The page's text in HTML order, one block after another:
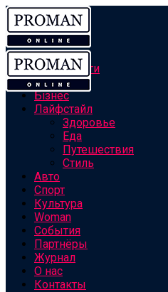
Все новости
Персоны
Бізнес
Лайфстайл
Здоровье
Еда
Путешествия
Стиль
Авто
Спорт
Культура
Woman
События
Партнёры
Журнал
О нас
Контакты